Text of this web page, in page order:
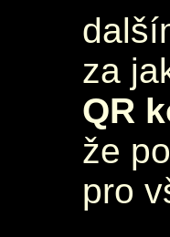
za
QR
že
pro